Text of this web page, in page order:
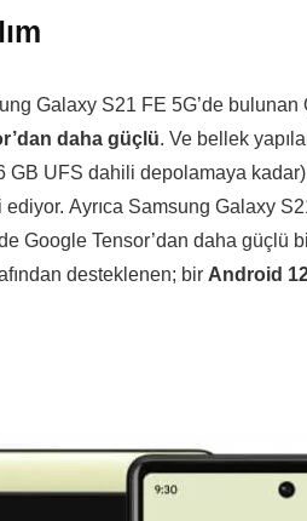
Galaxy S21 FE 5G’de
daha güçlü. Ve bellek
GB UFS dahili depolamaya
ediyor. Ayrıca Samsung Galaxy
Google Tensor’dan daha güçlü
desteklenen; bir Android